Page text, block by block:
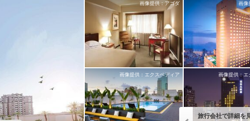
画像提供：アゴダ 画像
画像提供：エクスペディア 画像提供：
旅行会社で詳細を